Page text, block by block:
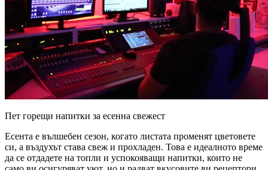
Пет горещи напитки за есенна свежест
Есента е вълшебен сезон, когато листата променят цветовете
си, а въздухът става свеж и прохладен. Това е идеалното време
да се отдадете на топли и успокояващи напитки, които не